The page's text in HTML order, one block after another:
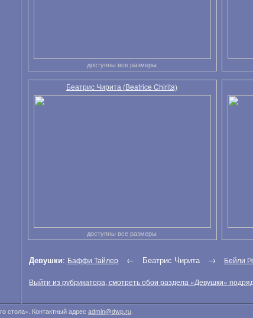
доступны все размеры
Беатрис Чирита (Beatrice Chirita)
доступны все размеры
Девушки: Баффи Тайлер ← Беатрис Чирита → Бейли
Выйти из рубрикатора, смотреть обои раздела «Девушки» подряд
стола». Контактный адрес admin@dwp.ru.